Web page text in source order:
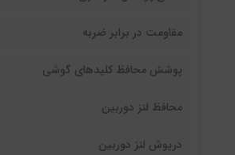
مقاومت در برابر ضربه
پوشش محافظ کلیدهای گوشی
محافظ لنز دوربین
درپوش لنز دوربین